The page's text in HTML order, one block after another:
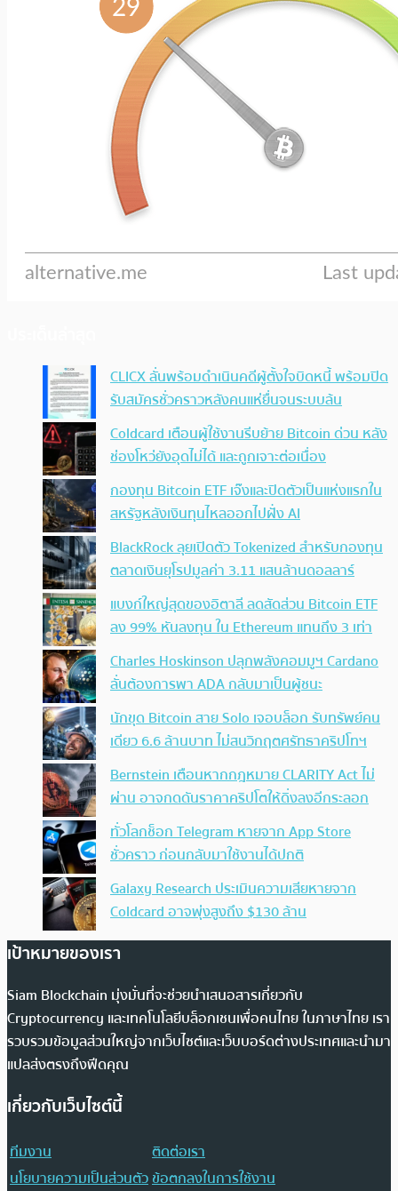
CLICX ลั่นพร้อมดำเนินคดีผู้ตั้งใจบิดหนี้ พร้อมปิด
รับสมัครชั่วคราวหลังคนแห่ยื่นจนระบบล้น
Coldcard เตือนผู้ใช้งานรีบย้าย Bitcoin ด่วน หลัง
ช่องโหว่ยังอุดไม่ได้ และถูกเจาะต่อเนื่อง
กองทุน Bitcoin ETF เจ๊งและปิดตัวเป็นแห่งแรกใน
สหรัฐหลังเงินทุนไหลออกไปฝั่ง AI
BlackRock ลุยเปิดตัว Tokenized สำหรับกองทุน
ตลาดเงินยุโรปมูลค่า 3.11 แสนล้านดอลลาร์
แบงก์ใหญ่สุดของอิตาลี ลดสัดส่วน Bitcoin ETF
ลง 99% หันลงทุน ใน Ethereum แทนถึง 3 เท่า
Charles Hoskinson ปลุกพลังคอมมูฯ Cardano
ลั่นต้องการพา ADA กลับมาเป็นผู้ชนะ
นักขุด Bitcoin สาย Solo เจอบล็อก รับทรัพย์คน
เดียว 6.6 ล้านบาท ไม่สนวิกฤตศรัทธาคริปโทฯ
Bernstein เตือนหากกฎหมาย CLARITY Act ไม่
ผ่าน อาจกดดันราคาคริปโตให้ดิ่งลงอีกระลอก
ทั่วโลกช็อก Telegram หายจาก App Store
ชั่วคราว ก่อนกลับมาใช้งานได้ปกติ
Galaxy Research ประเมินความเสียหายจาก
Coldcard อาจพุ่งสูงถึง $130 ล้าน
เป้าหมายของเรา
Siam Blockchain มุ่งมั่นที่จะช่วยนำเสนอสารเกี่ยวกับ
Cryptocurrency และเทคโนโลยีบล็อกเชนเพื่อคนไทย ในภาษาไทย เรา
รวบรวมข้อมูลส่วนใหญ่จากเว็บไซต์และเว็บบอร์ดต่างประเทศและนำมา
แปลส่งตรงถึงฟีดคุณ
เกี่ยวกับเว็บไซต์นี้
ทีมงาน
ติดต่อเรา
นโยบายความเป็นส่วนตัวข้อตกลงในการใช้งาน